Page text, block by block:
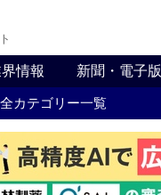
情報 新聞・電子版
全カテゴリー一覧